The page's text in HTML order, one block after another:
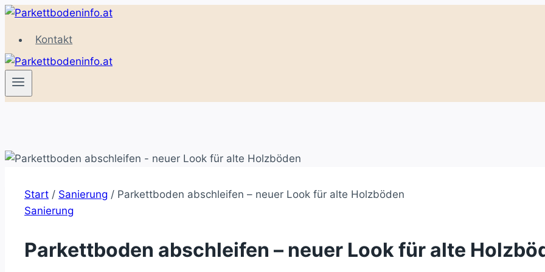
Zum
springenKontakt
Start / Sanierung / Parkettboden abschleifen – neuer Look für alte Holzböden
Sanierung
Parkettboden abschleifen – neuer Look für alte